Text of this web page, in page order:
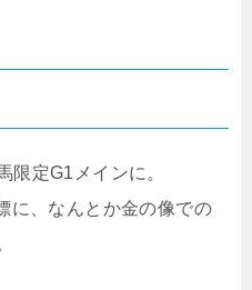
限定G1メインに。
に、なんとか金の像での